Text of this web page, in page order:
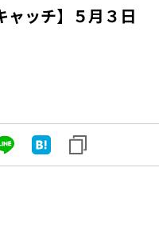
ッチ】５月３日